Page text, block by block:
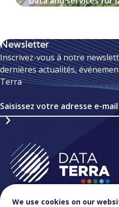
Newsletter
Inscrivez-vous à notre
dernières actualités,
Terra
Saisissez votre adresse e-mail
We use cookies on our